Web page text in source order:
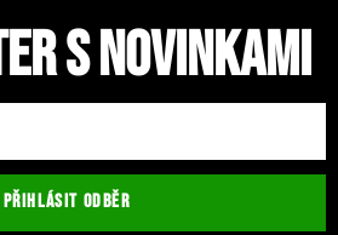
s novinkami
PŘIHLÁSIT ODBĚR